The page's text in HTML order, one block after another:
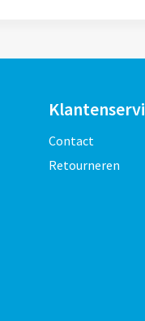
Contact
Retourneren